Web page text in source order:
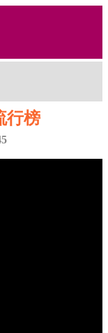
行榜